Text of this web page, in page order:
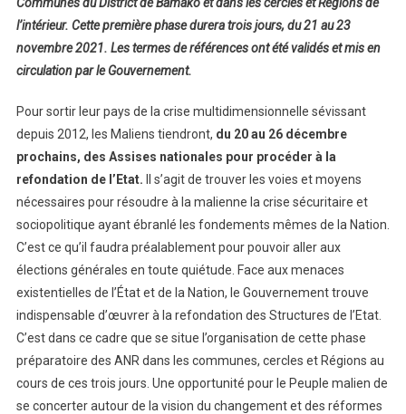
l’intérieur. Cette première phase durera trois jours, du 21 au 23
novembre 2021. Les termes de références ont été validés et mis en
circulation par le Gouvernement.
Pour sortir leur pays de la crise multidimensionnelle sévissant
depuis 2012, les Maliens tiendront, du 20 au 26 décembre
prochains, des Assises nationales pour procéder à la
refondation de l’Etat. Il s’agit de trouver les voies et moyens
nécessaires pour résoudre à la malienne la crise sécuritaire et
sociopolitique ayant ébranlé les fondements mêmes de la Nation.
C’est ce qu’il faudra préalablement pour pouvoir aller aux
élections générales en toute quiétude. Face aux menaces
existentielles de l’État et de la Nation, le Gouvernement trouve
indispensable d’œuvrer à la refondation des Structures de l’Etat.
C’est dans ce cadre que se situe l’organisation de cette phase
préparatoire des ANR dans les communes, cercles et Régions au
cours de ces trois jours. Une opportunité pour le Peuple malien de
se concerter autour de la vision du changement et des réformes